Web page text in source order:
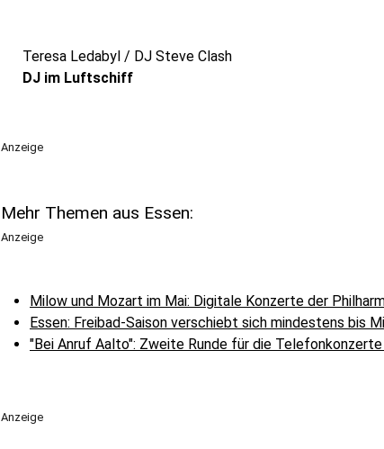
Teresa Ledabyl / DJ Steve Clash
DJ im Luftschiff
Anzeige
Mehr Themen aus Essen:
Anzeige
Milow und Mozart im Mai: Digitale Konzerte der
Essen: Freibad-Saison verschiebt sich mindestens bis
"Bei Anruf Aalto": Zweite Runde für die Telefonkonzerte
Anzeige